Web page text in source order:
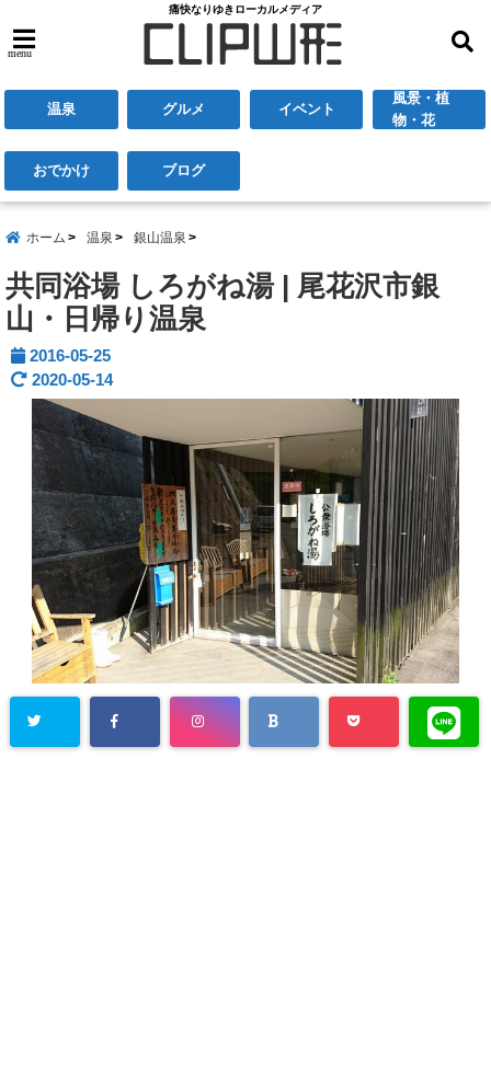
痛快なりゆきローカルメディア
menu
温泉 グルメ イベント
風景・植
物・花
おでかけ ブログ
ホーム 温泉 銀山温泉
共同浴場 しろがね湯 | 尾花沢市銀
山・日帰り温泉
2016-05-25
2020-05-14